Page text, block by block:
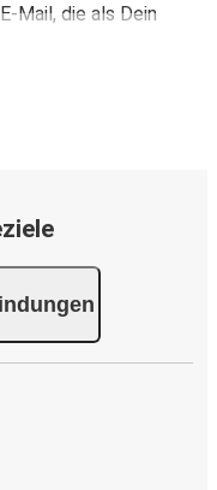
Mail, die als Dein